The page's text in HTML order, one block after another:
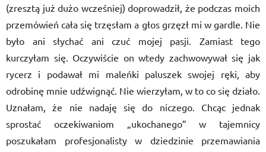
(zresztą już dużo wcześniej) doprowadził, że podczas moich
przemówień cała się trzęsłam a głos grzęzł mi w gardle. Nie
było ani słychać ani czuć mojej pasji. Zamiast tego
kurczyłam się. Oczywiście on wtedy zachwowywał się jak
rycerz i podawał mi maleńki paluszek swojej ręki, aby
odrobinę mnie udźwignąć. Nie wierzyłam, w to co się działo.
Uznałam, że nie nadaję się do niczego. Chcąc jednak
sprostać oczekiwaniom „ukochanego” w tajemnicy
poszukałam profesjonalisty w dziedzinie przemawiania